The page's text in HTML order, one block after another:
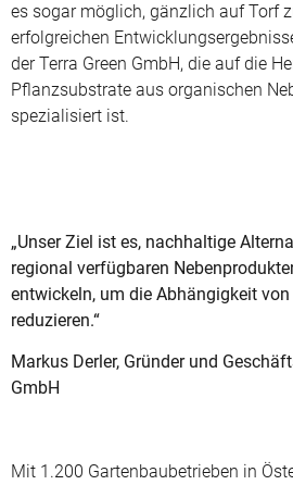
es sogar möglich, gänzlich auf Torf
erfolgreichen
der Terra Green GmbH, die auf die
Pflanzsubstrate aus organischen
spezialisiert ist.
„Unser Ziel ist es, nachhaltige
regional verfügbaren
entwickeln, um die Abhängigkeit
reduzieren.“
Markus Derler, Gründer und
GmbH
Mit 1.200 Gartenbaubetrieben in